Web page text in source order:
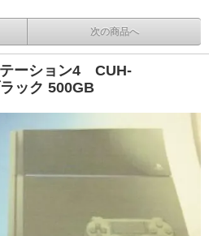
次の商品へ
ーション4 CUH-
ック 500GB